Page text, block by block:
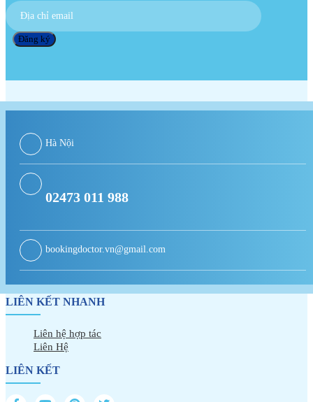
Hà Nội
02473 011 988
bookingdoctor.vn@gmail.com
LIÊN KẾT NHANH
Liên hệ hợp tác
Liên Hệ
LIÊN KẾT